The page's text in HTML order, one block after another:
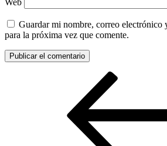
Web
Guardar mi nombre, correo electrónico
para la próxima vez que comente.